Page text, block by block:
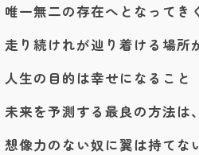
唯一無二の存在へとなってき
走り続けれが辿り着ける場所
人生の目的は幸せになること
未来を予測する最良の方法は
想像力のない奴に翼は持てな